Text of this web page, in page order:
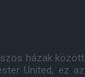
házak között
United, ez az